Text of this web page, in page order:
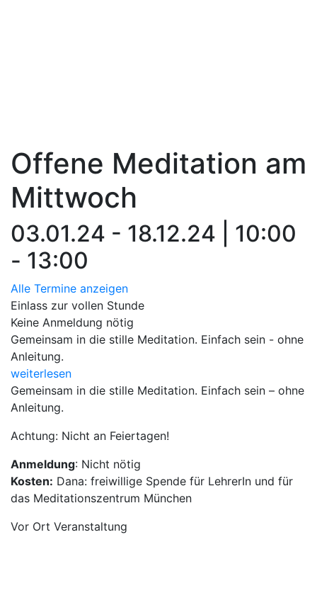
Offene Meditation am
Mittwoch
03.01.24 - 18.12.24 | 10:00
- 13:00
Alle Termine anzeigen
Einlass zur vollen Stunde
Keine Anmeldung nötig
Gemeinsam in die stille Meditation. Einfach sein - ohne
Anleitung.
weiterlesen
Gemeinsam in die stille Meditation. Einfach sein – ohne
Anleitung.
Achtung: Nicht an Feiertagen!
Anmeldung: Nicht nötig
Kosten: Dana: freiwillige Spende für LehrerIn und für
das Meditationszentrum München
Vor Ort Veranstaltung